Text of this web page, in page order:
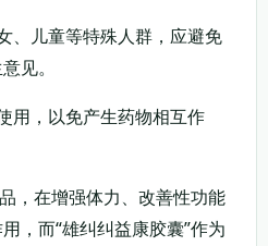
、儿童等特殊人群，应避免
见。
用，以免产生药物相互作
，在增强体力、改善性功能
，而“雄纠纠益康胶囊”作为